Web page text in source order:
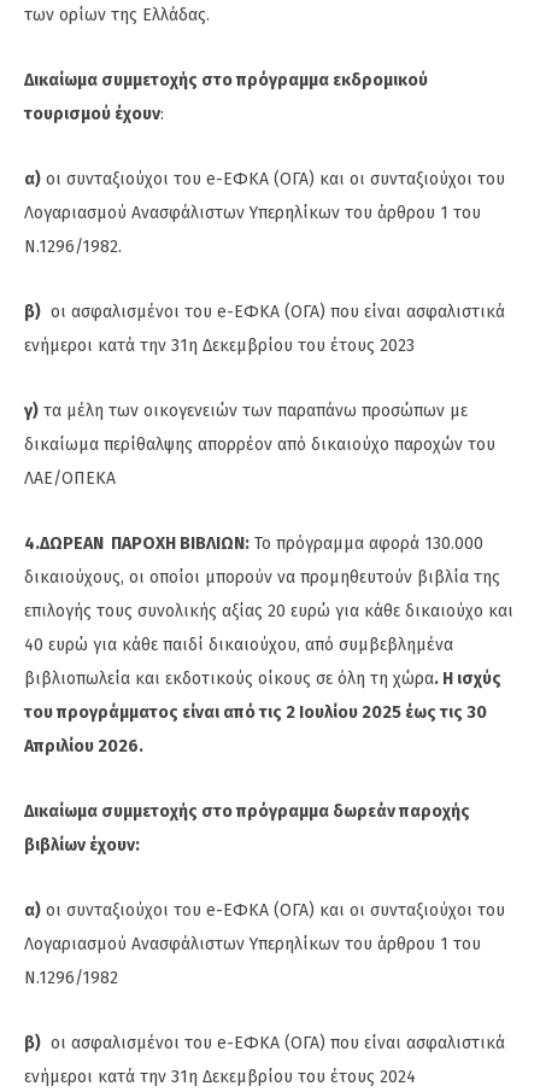
των ορίων της Ελλάδας.
Δικαίωμα συμμετοχής στο πρόγραμμα εκδρομικού
τουρισμού έχουν:
α) οι συνταξιούχοι του e-ΕΦΚΑ (ΟΓΑ) και οι συνταξιούχοι του
Λογαριασμού Ανασφάλιστων Υπερηλίκων του άρθρου 1 του
Ν.1296/1982.
β) οι ασφαλισμένοι του e-ΕΦΚΑ (ΟΓΑ) που είναι ασφαλιστικά
ενήμεροι κατά την 31η Δεκεμβρίου του έτους 2023
γ) τα μέλη των οικογενειών των παραπάνω προσώπων με
δικαίωμα περίθαλψης απορρέον από δικαιούχο παροχών του
ΛΑΕ/ΟΠΕΚΑ
4.ΔΩΡΕΑΝ ΠΑΡΟΧΗ ΒΙΒΛΙΩΝ: Το πρόγραμμα αφορά 130.000
δικαιούχους, οι οποίοι μπορούν να προμηθευτούν βιβλία της
επιλογής τους συνολικής αξίας 20 ευρώ για κάθε δικαιούχο και
40 ευρώ για κάθε παιδί δικαιούχου, από συμβεβλημένα
βιβλιοπωλεία και εκδοτικούς οίκους σε όλη τη χώρα. Η ισχύς
του προγράμματος είναι από τις 2 Ιουλίου 2025 έως τις 30
Απριλίου 2026.
Δικαίωμα συμμετοχής στο πρόγραμμα δωρεάν παροχής
βιβλίων έχουν:
α) οι συνταξιούχοι του e-ΕΦΚΑ (ΟΓΑ) και οι συνταξιούχοι του
Λογαριασμού Ανασφάλιστων Υπερηλίκων του άρθρου 1 του
Ν.1296/1982
β) οι ασφαλισμένοι του e-ΕΦΚΑ (ΟΓΑ) που είναι ασφαλιστικά
ενήμεροι κατά την 31η Δεκεμβρίου του έτους 2024